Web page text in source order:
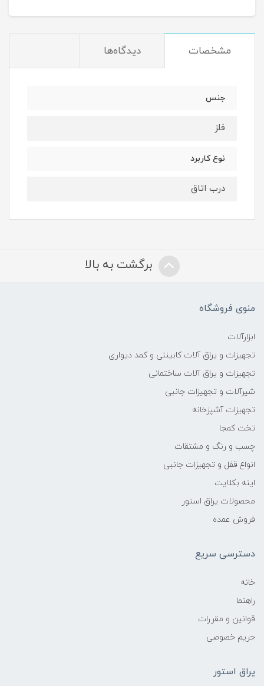
مشخصات دیدگاه‌ها
جنس
فلز
نوع کاربرد
درب اتاق
برگشت به بالا
منوی فروشگاه
ابزارآلات
تجهیزات و یراق آلات کابینتی و کمد دیواری
تجهیزات و یراق آلات ساختمانی
شیرآلات و تجهیزات جانبی
تجهیزات آشپزخانه
تخت کمجا
چسب و رنگ و مشتقات
انواع قفل و تجهیزات جانبی
اینه بکلایت
محصولات یراق استور
فروش عمده
دسترسی سریع
خانه
راهنما
قوانین و مقررات
حریم خصوصی
یراق استور